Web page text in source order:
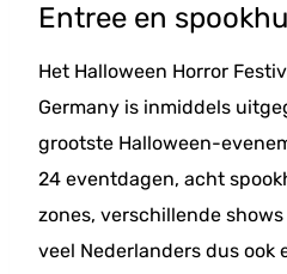
Entree en
Het Halloween Horror
Germany is inmiddels
grootste Halloween-
24 eventdagen, acht
zones, verschillende
veel Nederlanders dus ook